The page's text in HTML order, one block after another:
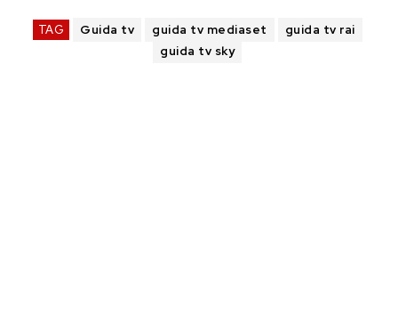
TAG Guida tv guida tv mediaset
guida tv rai
guida tv sky